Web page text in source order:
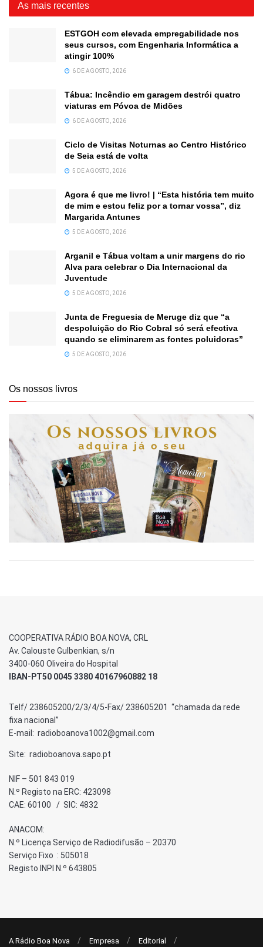
As mais recentes
ESTGOH com elevada empregabilidade nos
seus cursos, com Engenharia Informática a
atingir 100%
6 DE AGOSTO, 2026
Tábua: Incêndio em garagem destrói quatro
viaturas em Póvoa de Midões
6 DE AGOSTO, 2026
Ciclo de Visitas Noturnas ao Centro Histórico
de Seia está de volta
5 DE AGOSTO, 2026
Agora é que me livro! | “Esta história tem muito
de mim e estou feliz por a tornar vossa”, diz
Margarida Antunes
5 DE AGOSTO, 2026
Arganil e Tábua voltam a unir margens do rio
Alva para celebrar o Dia Internacional da
Juventude
5 DE AGOSTO, 2026
Junta de Freguesia de Meruge diz que “a
despoluição do Rio Cobral só será efectiva
quando se eliminarem as fontes poluidoras”
5 DE AGOSTO, 2026
Os nossos livros
COOPERATIVA RÁDIO BOA NOVA, CRL
Av. Calouste Gulbenkian, s/n
3400-060 Oliveira do Hospital
IBAN-PT50 0045 3380 40167960882 18
Telf/ 238605200/2/3/4/5-Fax/ 238605201 “chamada da rede
fixa nacional”
E-mail: radioboanova1002@gmail.com
Site: radioboanova.sapo.pt
NIF – 501 843 019
N.º Registo na ERC: 423098
CAE: 60100 / SIC: 4832
ANACOM:
N.º Licença Serviço de Radiodifusão – 20370
Serviço Fixo : 505018
Registo INPI N.º 643805
A Rádio Boa Nova Empresa Editorial